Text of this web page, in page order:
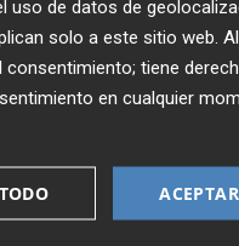
de
uso de datos de
solo a este sitio web.
tiene
en cualquier